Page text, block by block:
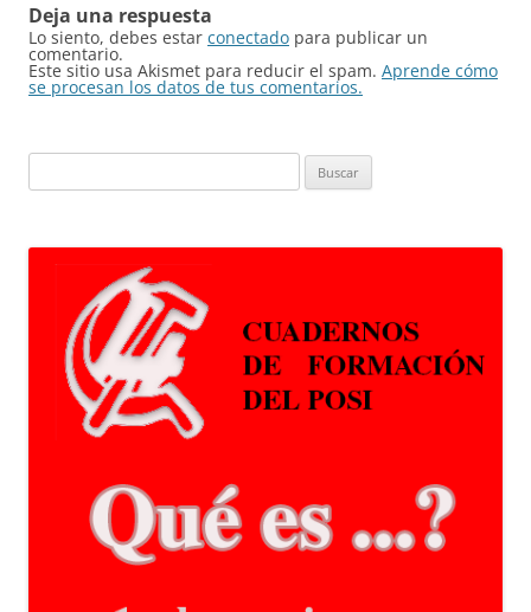
Deja una respuesta
Lo siento, debes estar conectado para publicar un
comentario.
Este sitio usa Akismet para reducir el spam. Aprende cómo
se procesan los datos de tus comentarios.